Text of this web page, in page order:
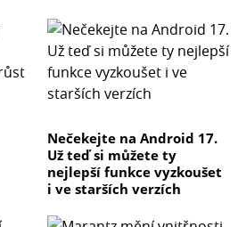
Nečekejte na Android 17.
Už teď si můžete ty
nejlepší funkce vyzkoušet
i ve starších verzích